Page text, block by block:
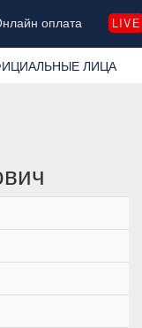
оплата LIVE
ЛИЦА